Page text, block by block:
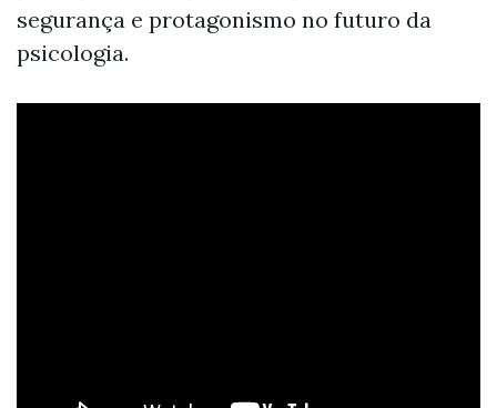
segurança e protagonismo no futuro da
psicologia.